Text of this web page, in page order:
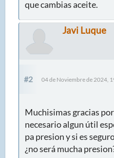
que cambias aceite.
Javi Luque
#2 04 de Noviembre de 2024,
Muchisimas gracias
necesario algun útil
pa presion y si es
¿no será mucha